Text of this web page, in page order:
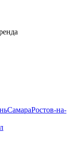
СамараРостов-на-